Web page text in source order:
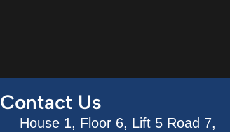
Contact Us
House 1, Floor 6, Lift 5 Road 7,